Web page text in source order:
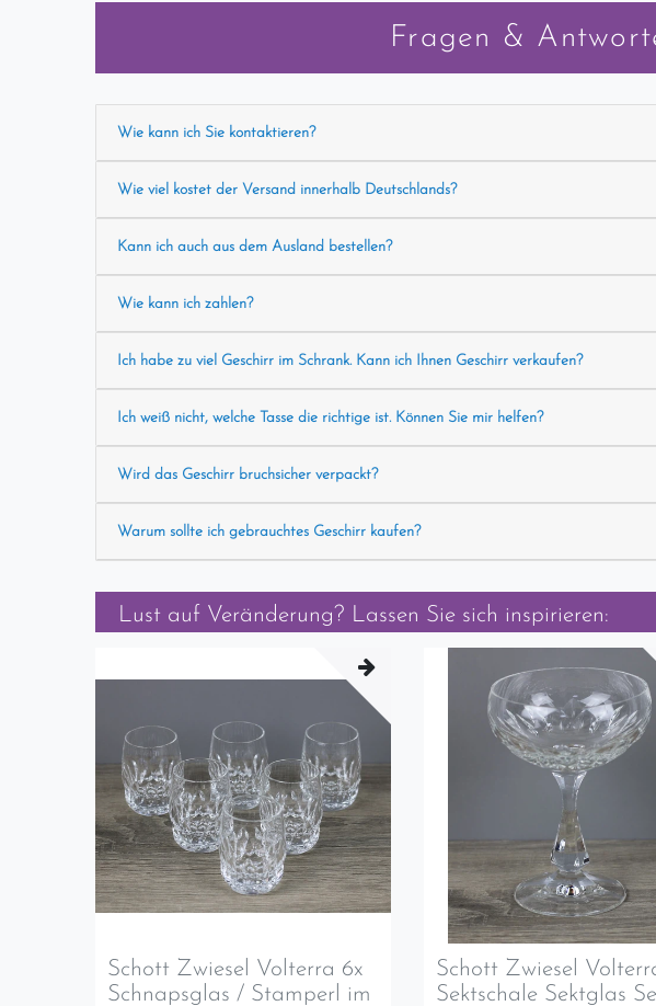
Fragen &
Wie kann ich Sie kontaktieren?
Wie viel kostet der Versand innerhalb Deutschlands?
Kann ich auch aus dem Ausland bestellen?
Wie kann ich zahlen?
Ich habe zu viel Geschirr im Schrank. Kann ich Ihnen Geschirr verkaufen?
Ich weiß nicht, welche Tasse die richtige ist. Können Sie mir helfen?
Wird das Geschirr bruchsicher verpackt?
Warum sollte ich gebrauchtes Geschirr kaufen?
Lust auf Veränderung? Lassen Sie sich inspirieren:
Schott Zwiesel Volterra 6x
Schnapsglas / Stamperl im
Schott Zwiesel
Sektschale Sektglas